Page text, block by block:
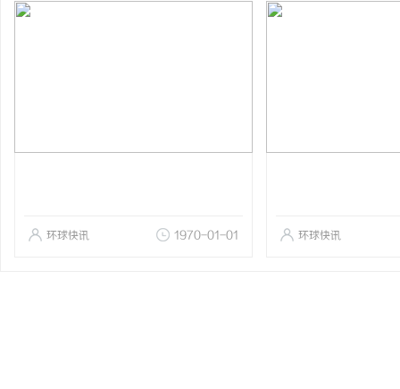
环球快讯 1970-01-01 环球快讯